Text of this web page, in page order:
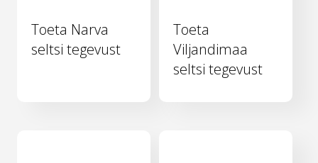
Toeta Narva
seltsi tegevust
Toeta
Viljandimaa
seltsi tegevust